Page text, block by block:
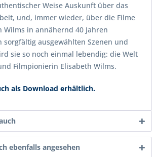
Weise Auskunft über das
und, immer wieder, über die Filme
Wilms in annähernd 40 Jahren
sorgfältig ausgewählten Szenen und
sie so noch einmal lebendig: die Welt
Filmpionierin Elisabeth Wilms.
als Download erhältlich.
ebenfalls angesehen